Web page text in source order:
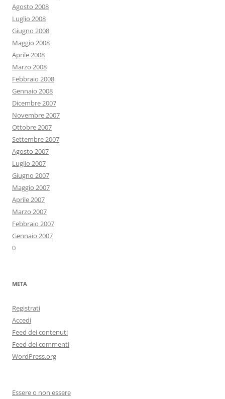
Agosto 2008
Luglio 2008
Giugno 2008
Maggio 2008
Aprile 2008
Marzo 2008
Febbraio 2008
Gennaio 2008
Dicembre 2007
Novembre 2007
Ottobre 2007
Settembre 2007
Agosto 2007
Luglio 2007
Giugno 2007
Maggio 2007
Aprile 2007
Marzo 2007
Febbraio 2007
Gennaio 2007
0
META
Registrati
Accedi
Feed dei contenuti
Feed dei commenti
WordPress.org
Essere o non essere